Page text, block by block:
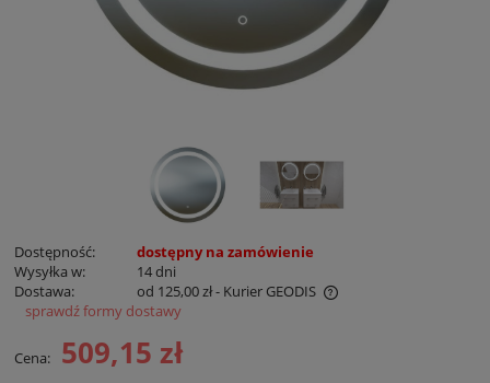
Dostępność:
dostępny na zamówienie
Wysyłka w:
14 dni
Dostawa:
od 125,00 zł- Kurier GEODIS
Cena nie zawiera ewentualnych kosztów płatności
sprawdź formy dostawy
Cena: 509,15 zł